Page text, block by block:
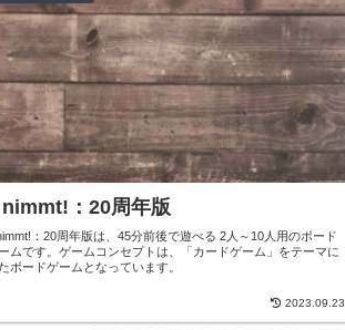
：20周年版
：20周年版は、45分前後で遊べる 2人～10人用のボード
ムです。ゲームコンセプトは、「カードゲーム」をテーマに
ボードゲームとなっています。
2023.09.23